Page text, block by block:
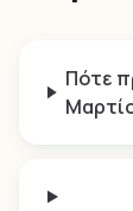
Πότε